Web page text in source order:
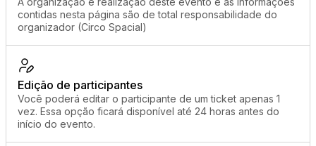
contidas nesta página são de total responsabilidade do
organizador (Circo Spacial)
Edição de participantes
Você poderá editar o participante de um ticket apenas 1
vez. Essa opção ficará disponível até 24 horas antes do
início do evento.